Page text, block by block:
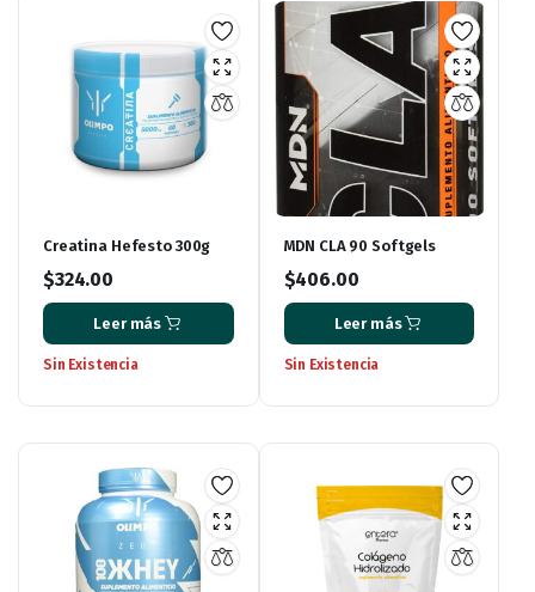
Creatina Hefesto 300g
$324.00
Leer más
Sin Existencia
MDN CLA 90 Softgels
$406.00
Leer más
Sin Existencia